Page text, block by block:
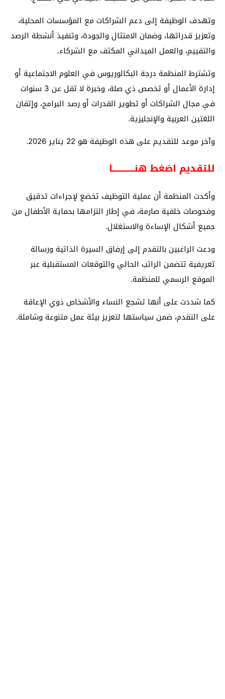
وتهدف الوظيفة إلى دعم الشراكات مع المؤسسات المحلية،
وتعزيز قدراتها، وضمان الامتثال والجودة، وتنفيذ أنشطة الرصد
والتقييم، والعمل الميداني المكثف مع الشركاء.
وتشترط المنظمة درجة البكالوريوس في العلوم الاجتماعية أو
إدارة الأعمال أو تخصص ذي صلة، وخبرة لا تقل عن 3 سنوات
في مجال الشراكات أو تطوير القدرات أو رصد البرامج، وإتقان
اللغتين العربية والإنجليزية.
وآخر موعد للتقديم على هذه الوظيفة هو 22 يناير 2026.
للتقديم اضغط هنـــــــــــا
وأكدت المنظمة أن عملية التوظيف تخضع لإجراءات تدقيق
وفحوصات خلفية صارمة، في إطار التزامها بحماية الأطفال من
جميع أشكال الإساءة والاستغلال.
ودعت الراغبين بالتقدم إلى إرفاق السيرة الذاتية ورسالة
تعريفية تتضمن الراتب الحالي والتوقعات المستقبلية عبر
الموقع الرسمي للمنظمة.
كما شددت على أنها تشجع النساء والأشخاص ذوي الإعاقة
على التقدم، ضمن سياستها لتعزيز بيئة عمل متنوعة وشاملة.